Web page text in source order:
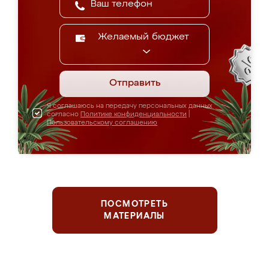
Желаемый бюджет
Отправить
Я соглашаюсь на передачу персональных данных
согласно Политике конфиденциальности
Пользовательскому соглашению
ПОСМОТРЕТЬ
МАТЕРИАЛЫ